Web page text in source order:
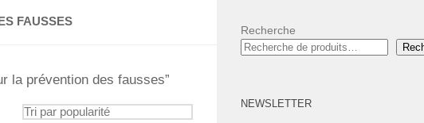
FAUSSES
la prévention des fausses”
Recherche
NEWSLETTER